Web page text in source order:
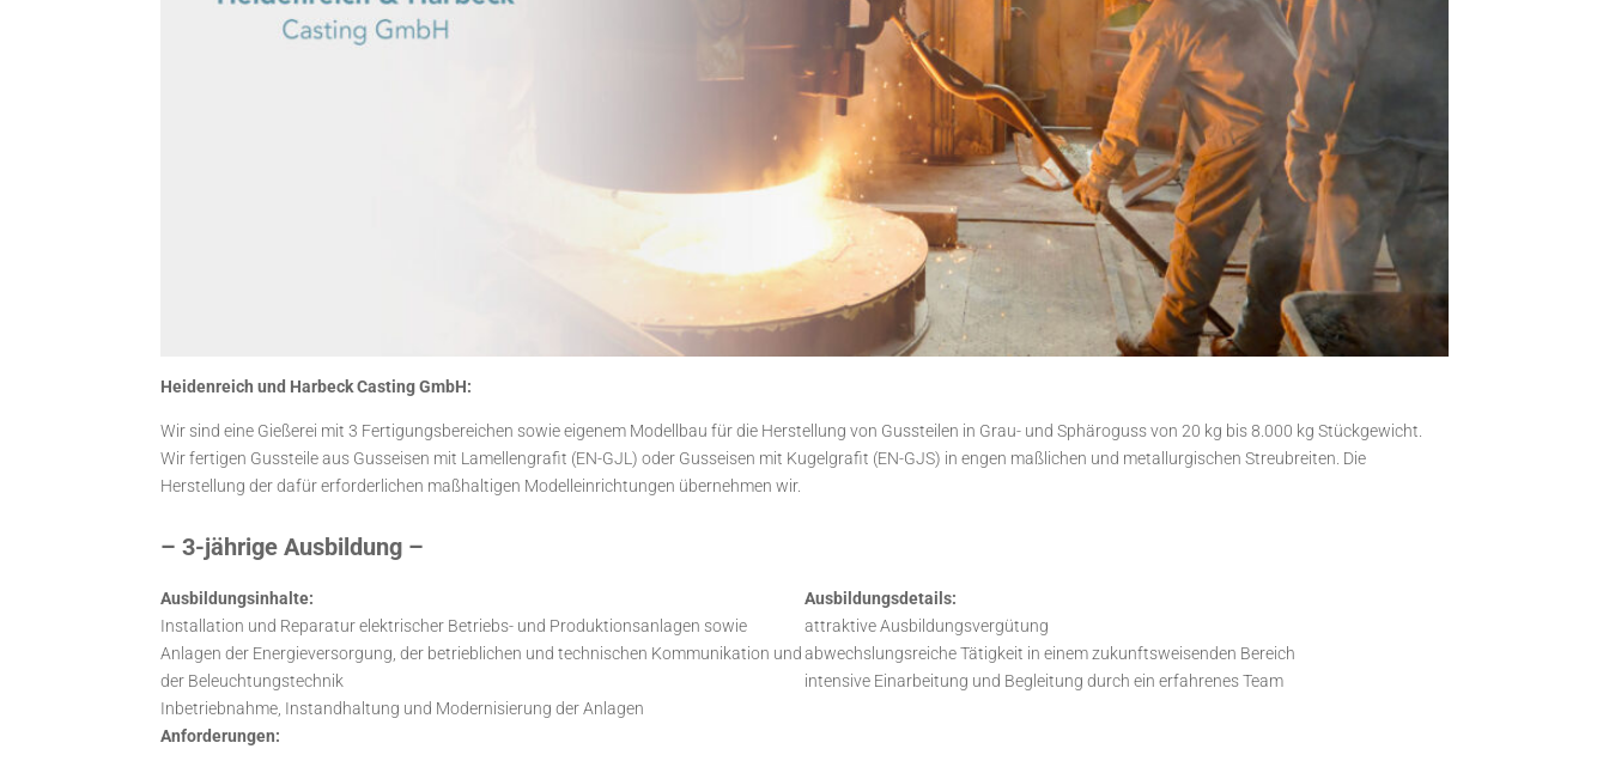
Heidenreich und Harbeck Casting GmbH:
Wir sind eine Gießerei mit 3 Fertigungsbereichen sowie eigenem Modellbau für die Herstellung von Gussteilen in Grau- und Sphäroguss von 20 kg bis 8.000 kg Stückgewicht.
Wir fertigen Gussteile aus Gusseisen mit Lamellengrafit (EN-GJL) oder Gusseisen mit Kugelgrafit (EN-GJS) in engen maßlichen und metallurgischen Streubreiten. Die
Herstellung der dafür erforderlichen maßhaltigen Modelleinrichtungen übernehmen wir.
– 3-jährige Ausbildung –
Ausbildungsinhalte:
Installation und Reparatur elektrischer Betriebs- und Produktionsanlagen sowie
Anlagen der Energieversorgung, der betrieblichen und technischen Kommunikation und
der Beleuchtungstechnik
Inbetriebnahme, Instandhaltung und Modernisierung der Anlagen
Ausbildungsdetails:
attraktive Ausbildungsvergütung
abwechslungsreiche Tätigkeit in einem zukunftsweisenden Bereich
intensive Einarbeitung und Begleitung durch ein erfahrenes Team
Anforderungen: